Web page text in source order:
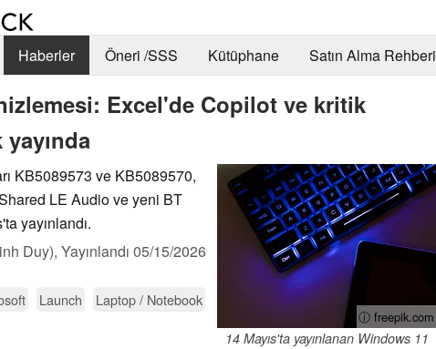
Haberler Öneri /SSS Kütüphane Satın Alma Rehberi
Excel'de Copilot ve kritik
ⓘ freepik.com
14 Mayıs'ta yayınlanan Windows 11
KB5089573 ve KB5089570,
LE Audio ve yeni BT
yayınlandı.
Duy), Yayınlandı 05/15/2026
Launch
Laptop / Notebook